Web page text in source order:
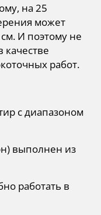
на 25
может
И поэтому не
качестве
работ.
с диапазоном
выполнен из
работать в